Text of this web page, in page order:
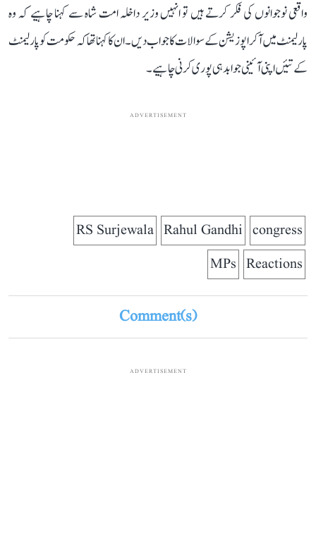
واقعی نوجوانوں کی فکر کرتے ہیں تو انہیں وزیر داخلہ امت شاہ سے کہنا چاہیے کہ وہ
پارلیمنٹ میں آکر اپوزیشن کے سوالات کا جواب دیں۔ ان کا کہنا تھا کہ حکومت کو پارلیمنٹ
کے تئیں اپنی آئینی جوابدہی پوری کرنی چاہیے۔
ADVERTISEMENT
congress
Rahul Gandhi
RS Surjewala
Reactions
MPs
Comment(s)
ADVERTISEMENT